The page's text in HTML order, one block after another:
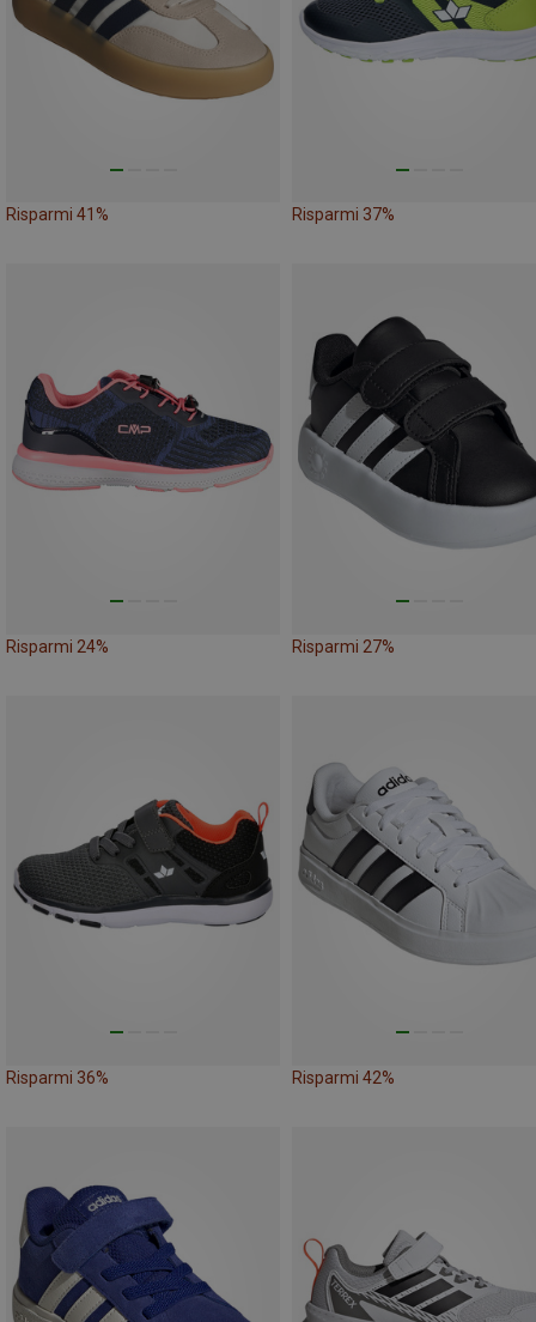
Risparmi 41% Risparmi 37%
Risparmi 24% Risparmi 27%
Risparmi 36% Risparmi 42%